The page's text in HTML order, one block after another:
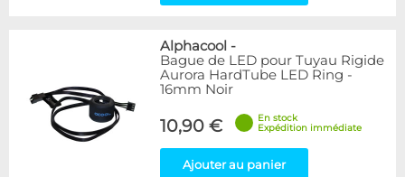
Alphacool -
Bague de LED pour Tuyau Rigide
Aurora HardTube LED Ring -
16mm Noir
10,90 €
En stock
Expédition immédiate
Ajouter au panier